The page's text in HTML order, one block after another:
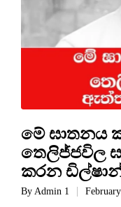
මේ ඝාතනය
තෙලිජ්ජවිල
කරන
By Admin 1